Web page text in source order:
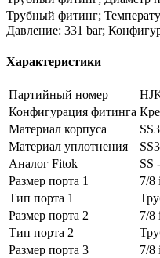
Трубный фитинг;
Давление: 331 bar;
Характеристики
Партийный номер
Конфигурация фитинга
Материал корпуса
Материал уплотнения
Аналог Fitok
SS
Размер порта 1
7/8
Тип порта 1
Размер порта 2
7/8
Тип порта 2
Размер порта 3
7/8